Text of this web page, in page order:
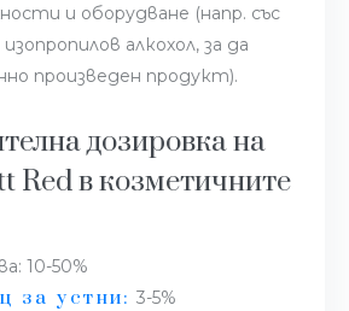
и оборудване (напр. със
алкохол, за да
произведен продукт).
дозировка на
Red в козметичните
10-50%
за устни: 3-5%